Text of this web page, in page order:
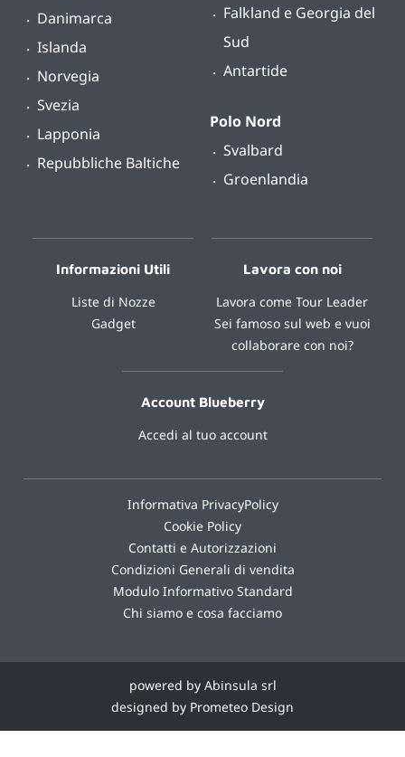
Danimarca
Islanda
Norvegia
Svezia
Lapponia
Repubbliche Baltiche
Falkland e Georgia del
Sud
Antartide
Polo Nord
Svalbard
Groenlandia
Informazioni Utili
Liste di Nozze
Gadget
Lavora con noi
Lavora come Tour Leader
Sei famoso sul web e vuoi
collaborare con noi?
Account Blueberry
Accedi al tuo account
Informativa PrivacyPolicy
Cookie Policy
Contatti e Autorizzazioni
Condizioni Generali di vendita
Modulo Informativo Standard
Chi siamo e cosa facciamo
powered by Abinsula srl
designed by Prometeo Design